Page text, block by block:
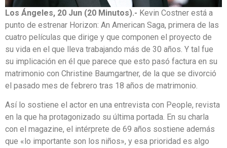
Los Ángeles, 20 Jun (20 Minutos).- Kevin Costner está a
punto de estrenar Horizon: An American Saga, primera de las
cuatro películas que dirige y que componen el proyecto de
su vida en el que lleva trabajando más de 30 años. Y tal fue
su implicación en él que parece que esto pasó factura en su
matrimonio con Christine Baumgartner, de la que se divorció
el pasado mes de febrero tras 18 años de matrimonio.
Así lo sostiene el actor en una entrevista con People, revista
en la que ha protagonizado su última portada. En su charla
con el magazine, el intérprete de 69 años sostiene además
que «lo importante son los niños», y esa prioridad es algo